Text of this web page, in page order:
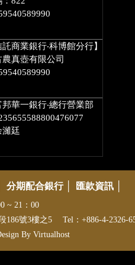
託商業銀行‧科博館分行】
農真壺有限公司
華一銀行‧總行營業部
濰廷
分期配合銀行 匯款資訊
~ 21：00
186號3樓之5 Tel：+886-4-2326-
By Virtualhost